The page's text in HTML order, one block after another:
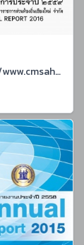
อ่านรายงานกิจการประจำปี 2559 ได้ที่ลิงค์นี้ค่ะhttp://www.cmsahakorn.com/report/AnnualReport2016.pdf